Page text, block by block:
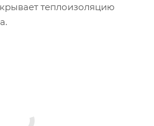
теплоизоляцию